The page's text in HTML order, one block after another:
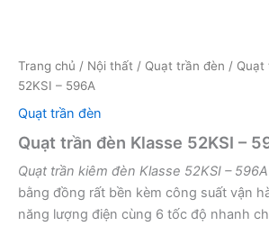
Trang chủ / Nội thất / Quạt trần đèn / Quạt
52KSI – 596A
Quạt trần đèn
Quạt trần đèn Klasse 52KSI –
Quạt trần kiêm đèn Klasse 52KSI – 596A
bằng đồng rất bền kèm công suất vận
năng lượng điện cùng 6 tốc độ nhanh